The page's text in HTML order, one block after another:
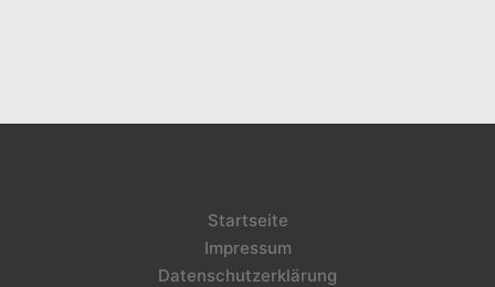
Startseite
Impressum
Datenschutzerklärung